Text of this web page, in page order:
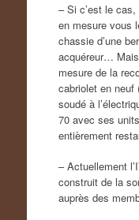
– Si c’est le
en mesure vous
chassie d’une
acquéreur…
mesure de la
cabriolet en neuf
soudé à
70 avec ses
entièrement
– Actuellement
construit de la
auprès des